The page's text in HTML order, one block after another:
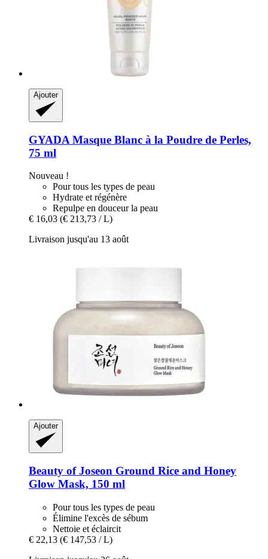
Ajouter
GYADA Masque Blanc à la Poudre de Perles,
75 ml
Nouveau !
Pour tous les types de peau
Hydrate et régénère
Repulpe en douceur la peau
€ 16,03 (€ 213,73 / L)
Livraison jusqu'au 13 août
Ajouter
Beauty of Joseon Ground Rice and Honey
Glow Mask, 150 ml
Pour tous les types de peau
Élimine l'excès de sébum
Nettoie et éclaircit
€ 22,13 (€ 147,53 / L)